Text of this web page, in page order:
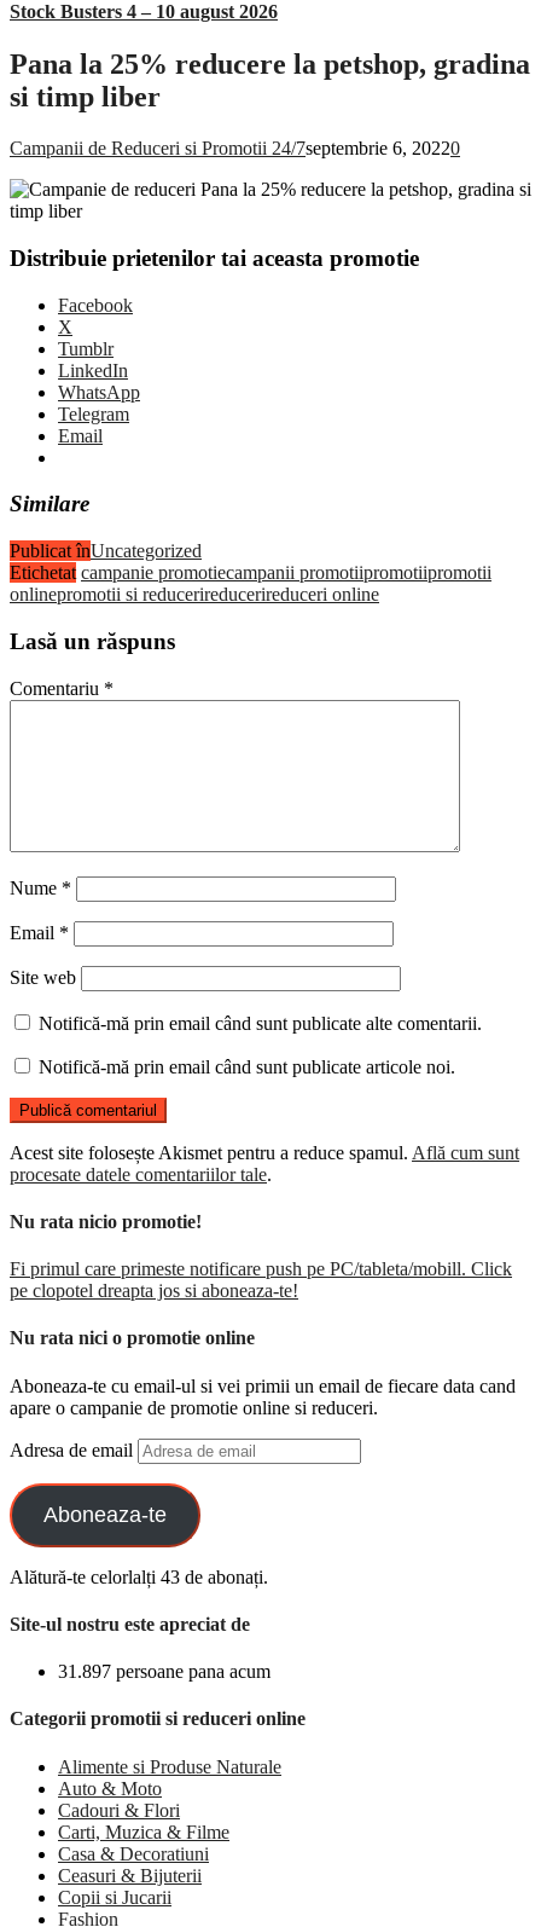
Stock Busters 4 – 10 august 2026
Pana la 25% reducere la petshop, gradina
si timp liber
Campanii de Reduceri si Promotii 24/7septembrie 6, 20220
Distribuie prietenilor tai aceasta promotie
Facebook
X
Tumblr
LinkedIn
WhatsApp
Telegram
Email
Similare
Publicat înUncategorized
Etichetat campanie promotiecampanii promotiipromotiipromotii
onlinepromotii si reducerireducerireduceri online
Lasă un răspuns
Comentariu *
Nume *
Email *
Site web
Notifică-mă prin email când sunt publicate alte comentarii.
Notifică-mă prin email când sunt publicate articole noi.
Acest site folosește Akismet pentru a reduce spamul. Află cum sunt
procesate datele comentariilor tale.
Nu rata nicio promotie!
Fi primul care primeste notificare push pe PC/tableta/mobill. Click
pe clopotel dreapta jos si aboneaza-te!
Nu rata nici o promotie online
Aboneaza-te cu email-ul si vei primii un email de fiecare data cand
apare o campanie de promotie online si reduceri.
Adresa de email
Aboneaza-te
Alătură-te celorlalți 43 de abonați.
Site-ul nostru este apreciat de
31.897 persoane pana acum
Categorii promotii si reduceri online
Alimente si Produse Naturale
Auto & Moto
Cadouri & Flori
Carti, Muzica & Filme
Casa & Decoratiuni
Ceasuri & Bijuterii
Copii si Jucarii
Fashion